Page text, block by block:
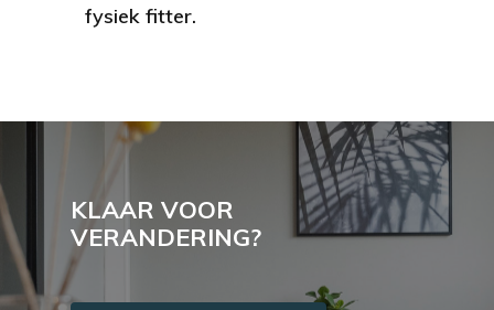
fysiek fitter.
KLAAR VOOR
VERANDERING?